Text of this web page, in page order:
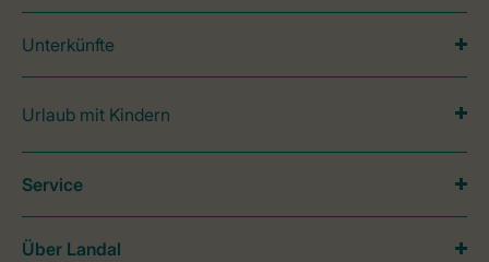
Unterkünfte
Urlaub mit Kindern
Service
Über Landal